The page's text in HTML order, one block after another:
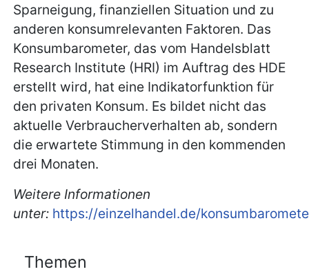
Sparneigung, finanziellen Situation und zu
anderen konsumrelevanten Faktoren. Das
Konsumbarometer, das vom Handelsblatt
Research Institute (HRI) im Auftrag des HDE
erstellt wird, hat eine Indikatorfunktion für
den privaten Konsum. Es bildet nicht das
aktuelle Verbraucherverhalten ab, sondern
die erwartete Stimmung in den kommenden
drei Monaten.
Weitere Informationen
unter: https://einzelhandel.de/
Themen